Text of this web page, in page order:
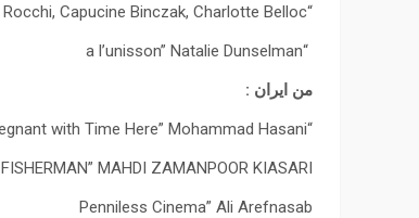
“La perle blanche” Florent Rocchi, Capucine Binczak, Charlotte Belloc
“a l’unisson” Natalie Dunselman
من ايران :
“I’m Pregnant with Time Here” Mohammad Hasani
FISHERMAN” MAHDI ZAMANPOOR KIASARI
Penniless Cinema” Ali Arefnasab